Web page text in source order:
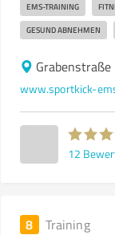
EMS-TRAINING
GESUND ABNEHMEN
www.sportkick-
12
8 Training